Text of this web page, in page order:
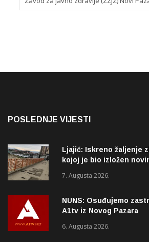
POSLEDNJE VIJESTI
Ljajić: Iskreno žaljenje
kojoj je bio izložen
7. Augusta 2026.
NUNS: Osuđujemo
A1tv iz Novog Pazara
6. Augusta 2026.